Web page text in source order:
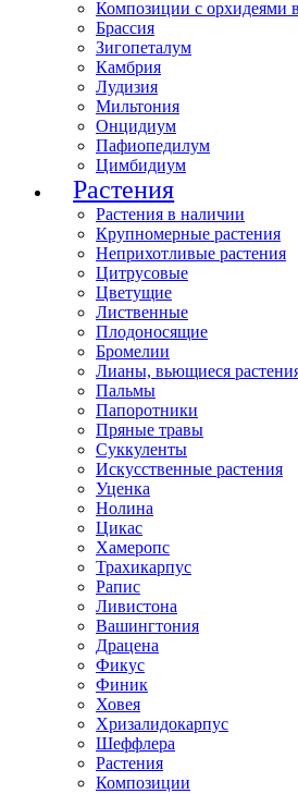
Композиции с орхидеями
Брассия
Зигопеталум
Камбрия
Лудизия
Мильтония
Онцидиум
Пафиопедилум
Цимбидиум
Растения
Растения в наличии
Крупномерные растения
Неприхотливые растения
Цитрусовые
Цветущие
Лиственные
Плодоносящие
Бромелии
Лианы, вьющиеся
Пальмы
Папоротники
Пряные травы
Суккуленты
Искусственные растения
Уценка
Нолина
Цикас
Хамеропс
Трахикарпус
Рапис
Ливистона
Вашингтония
Драцена
Фикус
Финик
Ховея
Хризалидокарпус
Шеффлера
Растения
Композиции